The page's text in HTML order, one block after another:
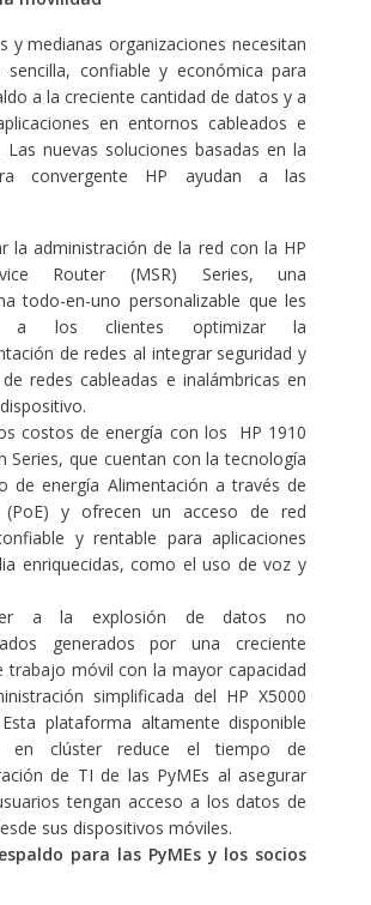
y medianas organizaciones necesitan
sencilla, confiable y económica para
a la creciente cantidad de datos y a
en entornos cableados e
Las nuevas soluciones basadas en la
convergente HP ayudan a las
la administración de la red con la HP
Router (MSR) Series, una
todo-en-uno personalizable que les
a los clientes optimizar la
de redes al integrar seguridad y
redes cableadas e inalámbricas en
costos de energía con los HP 1910
Series, que cuentan con la tecnología
de energía Alimentación a través de
(PoE) y ofrecen un acceso de red
y rentable para aplicaciones
enriquecidas, como el uso de voz y
a la explosión de datos no
generados por una creciente
trabajo móvil con la mayor capacidad
simplificada del HP X5000
plataforma altamente disponible
en clúster reduce el tiempo de
de TI de las PyMEs al asegurar
tengan acceso a los datos de
sus dispositivos móviles.
para las PyMEs y los socios